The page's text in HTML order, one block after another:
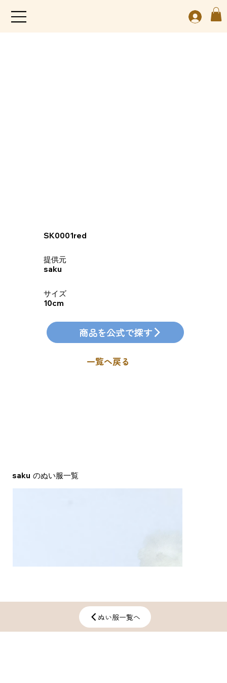
SK0001red
​提供元
saku
​サイズ
10cm
商品を公式で探す
一覧へ戻る
saku ​のぬい服一覧
ぬい服一覧へ